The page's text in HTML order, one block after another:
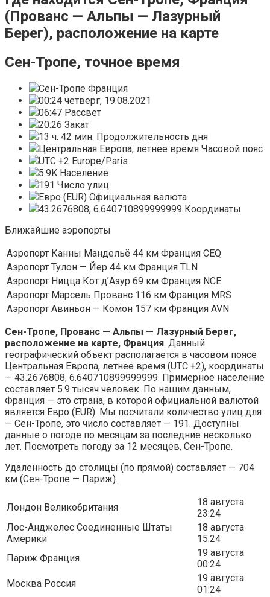
(Прованс — Альпы — Лазурный
Берег), расположение на карте
Сен-Тропе, точное время
Сен-Тропе Франция
00:24 четверг, 19.08.2021
06:47 Рассвет
20:26 Закат
13 ч. 42 мин. Продолжительность дня
Центральная Европа, летнее время Часовой пояс
UTC +2 Europe/Paris
5.9K Население
191 Число улиц
Евро (EUR) Официальная валюта
43.2676808, 6.640710899999999 Координаты
Ближайшие аэропорты
Аэропорт Канны Мандельё 44 км Франция CEQ
Аэропорт Тулон — Йер 44 км Франция TLN
Аэропорт Ницца Кот д’Азур 69 км Франция NCE
Аэропорт Марсель Прованс 116 км Франция MRS
Аэропорт Авиньон — Комон 157 км Франция AVN
Сен-Тропе, Прованс — Альпы — Лазурный Берег,
расположение на карте, Франция. Данный
географический объект располагается в часовом поясе
Центральная Европа, летнее время (UTC +2), координаты
— 43.2676808, 6.640710899999999. Примерное население
составляет 5.9 тысяч человек. По нашим данным,
Франция — это страна, в которой официальной валютой
является Евро (EUR). Мы посчитали количество улиц для
— Сен-Тропе, это число составляет — 191. Доступны
данные о погоде по месяцам за последние несколько
лет. Посмотреть погоду за 12 месяцев, Сен-Тропе.
Удаленность до столицы (по прямой) составляет — 704
км (Сен-Тропе — Париж).
Лондон Великобритания
18 августа
23:24
Лос-Анджелес Соединенные Штаты
Америки
18 августа
15:24
Париж Франция
19 августа
00:24
Москва Россия
19 августа
01:24